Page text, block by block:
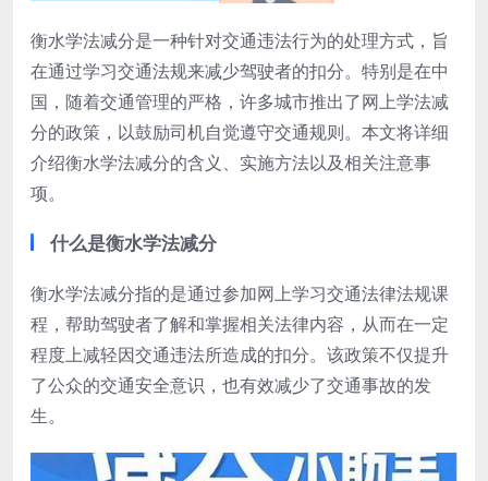
衡水学法减分是一种针对交通违法行为的处理方式，旨
在通过学习交通法规来减少驾驶者的扣分。特别是在中
国，随着交通管理的严格，许多城市推出了网上学法减
分的政策，以鼓励司机自觉遵守交通规则。本文将详细
介绍衡水学法减分的含义、实施方法以及相关注意事
项。
什么是衡水学法减分
衡水学法减分指的是通过参加网上学习交通法律法规课
程，帮助驾驶者了解和掌握相关法律内容，从而在一定
程度上减轻因交通违法所造成的扣分。该政策不仅提升
了公众的交通安全意识，也有效减少了交通事故的发
生。